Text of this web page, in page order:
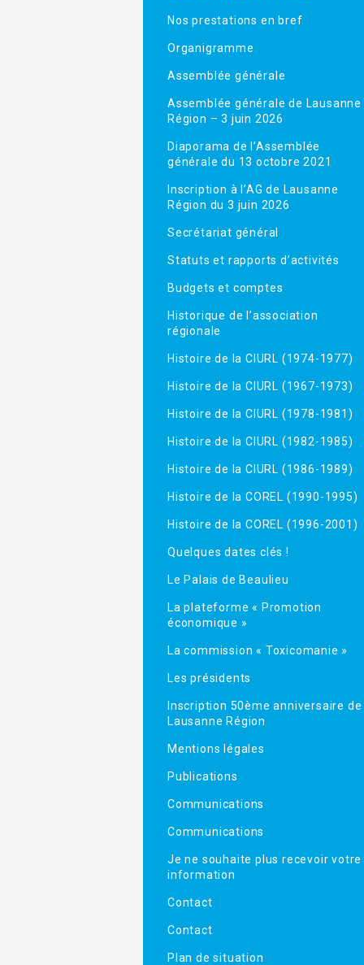
Nos prestations en bref
Organigramme
Assemblée générale
Assemblée générale de Lausanne
Région – 3 juin 2026
Diaporama de l’Assemblée
générale du 13 octobre 2021
Inscription à l’AG de Lausanne
Région du 3 juin 2026
Secrétariat général
Statuts et rapports d’activités
Budgets et comptes
Historique de l’association
régionale
Histoire de la CIURL (1974-1977)
Histoire de la CIURL (1967-1973)
Histoire de la CIURL (1978-1981)
Histoire de la CIURL (1982-1985)
Histoire de la CIURL (1986-1989)
Histoire de la COREL (1990-1995)
Histoire de la COREL (1996-2001)
Quelques dates clés !
Le Palais de Beaulieu
La plateforme « Promotion
économique »
La commission « Toxicomanie »
Les présidents
Inscription 50ème anniversaire de
Lausanne Région
Mentions légales
Publications
Communications
Communications
Je ne souhaite plus recevoir votre
information
Contact
Contact
Plan de situation